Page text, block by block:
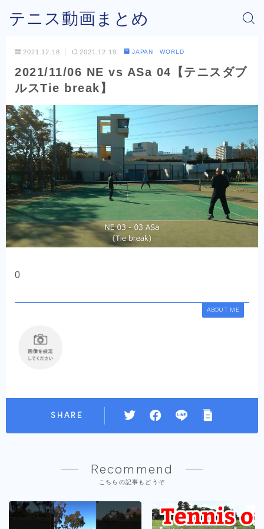
テニス動画まとめ
2021.12.18 2021.12.19 JAPAN WORLD
2021/11/06 NE vs ASa 04【テニスダブ
ルスTie break】
0
ABOUT ME
SHARE
Recommend
こちらの記事もどうぞ